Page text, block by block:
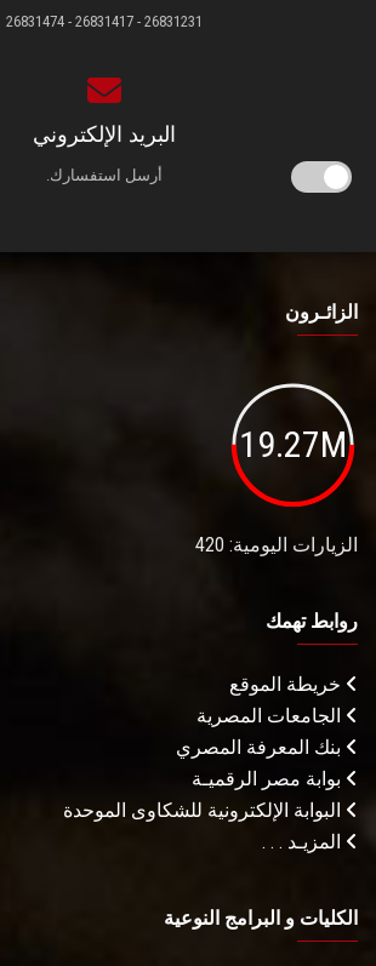
26831231 - 26831417 - 26831474
البريد الإلكتروني
أرسل استفسارك.
الزائـرون
19.27M
الزيارات اليومية: 420
روابط تهمك
خريطة الموقع
الجامعات المصرية
بنك المعرفة المصري
بوابة مصر الرقميـة
البوابة الإلكترونية للشكاوى الموحدة
المزيـد . . .
الكليات و البرامج النوعية